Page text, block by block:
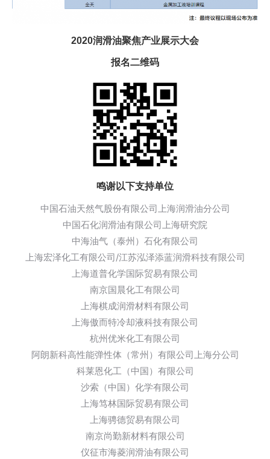
2020润滑油聚焦产业展示大会
报名二维码
鸣谢以下支持单位
中国石油天然气股份有限公司上海润滑油分公司
中国石化润滑油有限公司上海研究院
中海油气（泰州）石化有限公司
上海宏泽化工有限公司/江苏泓泽添蓝润滑科技有限公司
上海道普化学国际贸易有限公司
南京国晨化工有限公司
上海棋成润滑材料有限公司
上海傲而特冷却液科技有限公司
杭州优米化工有限公司
阿朗新科高性能弹性体（常州）有限公司上海分公司
科莱恩化工（中国）有限公司
沙索（中国）化学有限公司
上海笃林国际贸易有限公司
上海骋德贸易有限公司
南京尚勤新材料有限公司
仪征市海菱润滑油有限公司